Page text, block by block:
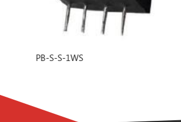
PB-S-S-1WS